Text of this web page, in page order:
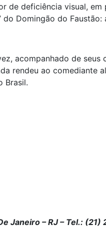
de deficiência visual,
Domingão do Faustão:
acompanhado de seus
rendeu ao comediante
Brasil.
Janeiro – RJ – Tel.: